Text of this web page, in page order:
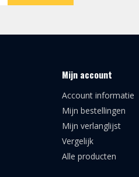
Mijn account
Account informatie
Mijn bestellingen
Mijn verlanglijst
Vergelijk
Alle producten